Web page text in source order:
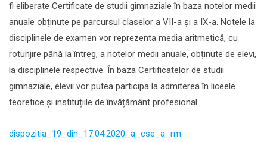
fi eliberate Certificate de studii gimnaziale în baza notelor medii
anuale obținute pe parcursul claselor a VII-a și a IX-a. Notele la
disciplinele de examen vor reprezenta media aritmetică, cu
rotunjire până la întreg, a notelor medii anuale, obținute de elevi,
la disciplinele respective. În baza Certificatelor de studii
gimnaziale, elevii vor putea participa la admiterea în liceele
teoretice și instituțiile de învățământ profesional.
dispozitia_19_din_17.04.2020_a_cse_a_rm